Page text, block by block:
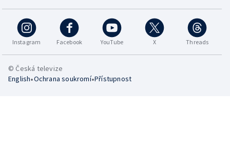
Instagram Facebook YouTube X Threads
© Česká televize
English•Ochrana soukromí•Přístupnost